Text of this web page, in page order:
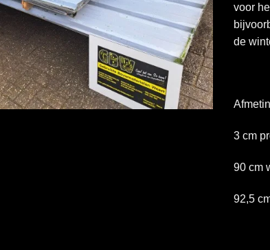
voor
de
3 cm
90 cm
92,5